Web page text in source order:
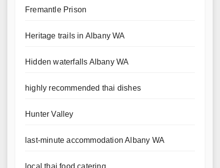
Fremantle Prison
Heritage trails in Albany WA
Hidden waterfalls Albany WA
highly recommended thai dishes
Hunter Valley
last-minute accommodation Albany WA
local thai food catering